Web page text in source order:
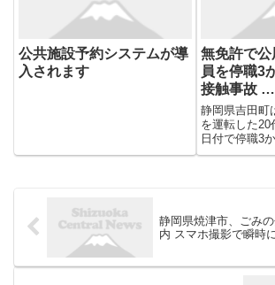
公共施設予約システムが導
入されます
無免許で
員を停職3
接触事故 …
静岡県吉田町
を運転した20
日付で停職3
ました。 停
静岡県焼津市、ごみ
内 スマホ撮影で瞬時に